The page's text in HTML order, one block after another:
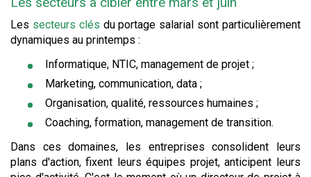
Les secteurs clés du portage salarial sont particulièrement
dynamiques au printemps :
Informatique, NTIC, management de projet ;
Marketing, communication, data ;
Organisation, qualité, ressources humaines ;
Coaching, formation, management de transition.
Dans ces domaines, les entreprises consolident leurs
plans d'action, fixent leurs équipes projet, anticipent leurs